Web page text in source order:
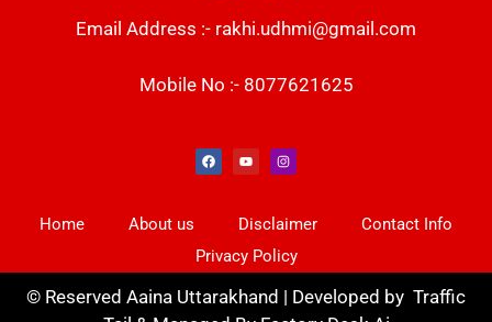
Email Address :- rakhi.udhmi@gmail.com
Mobile No :- 8077621625
Home About us Disclaimer
Contact Info
Privacy Policy
© Reserved Aaina Uttarakhand | Developed by Traffic